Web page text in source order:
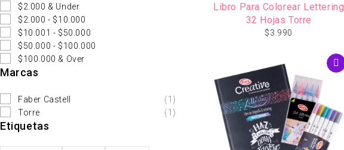
$2.000 & Under
$2.000 - $10.000
$10.001 - $50.000
$50.000 - $100.000
$100.000 & Over
Marcas
Faber Castell
(1)
Torre
(1)
Etiquetas
Libro Para Colorear Lettering
32 Hojas Torre
$3.990